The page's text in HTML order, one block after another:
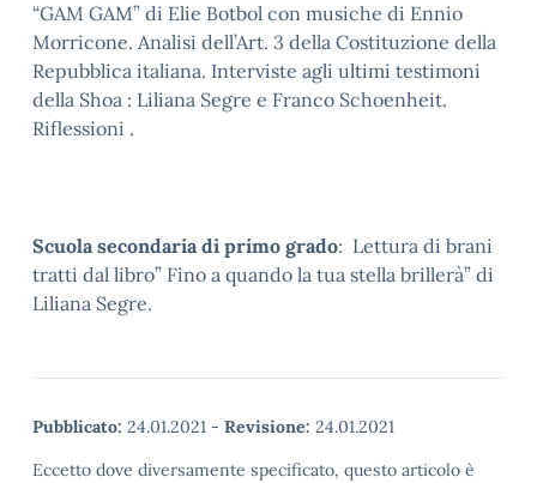
“GAM GAM” di Elie Botbol con musiche di Ennio
Morricone. Analisi dell’Art. 3 della Costituzione della
Repubblica italiana. Interviste agli ultimi testimoni
della Shoa : Liliana Segre e Franco Schoenheit.
Riflessioni .
Scuola secondaria di primo grado: Lettura di brani
tratti dal libro” Fino a quando la tua stella brillerà” di
Liliana Segre.
Pubblicato: 24.01.2021 - Revisione: 24.01.2021
Eccetto dove diversamente specificato, questo articolo è